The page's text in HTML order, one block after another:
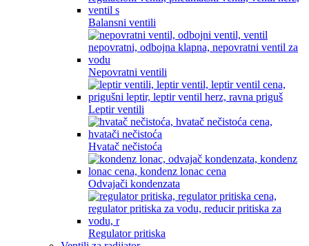
Balansni ventili
Nepovratni ventili
Leptir ventili
Hvatač nečistoća
Odvajači kondenzata
Regulator pritiska